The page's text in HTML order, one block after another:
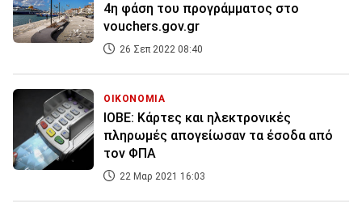
4η φάση του προγράμματος στο
vouchers.gov.gr
26 Σεπ 2022 08:40
ΟΙΚΟΝΟΜΙΑ
IOBE: Κάρτες και ηλεκτρονικές
πληρωμές απογείωσαν τα έσοδα από
τον ΦΠΑ
22 Μαρ 2021 16:03